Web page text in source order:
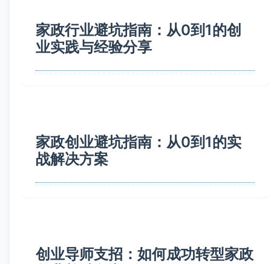
家政行业避坑指南：从0到1的创
业实践与经验分享
家政创业避坑指南：从0到1的实
战解决方案
创业导师支招：如何成功转型家政